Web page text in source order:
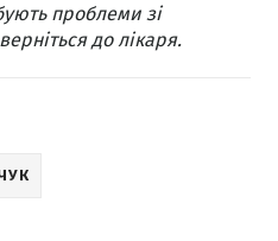
проблеми зі
до лікаря.